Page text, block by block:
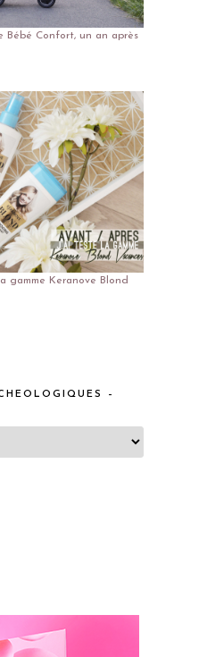
Bébé Confort, un an après
gamme Keranove Blond
–